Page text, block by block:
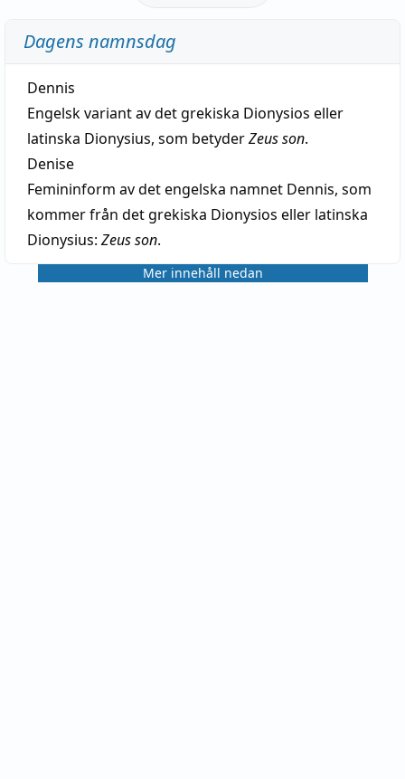
Dagens namnsdag
Dennis
Engelsk variant av det grekiska Dionysios eller
latinska Dionysius, som betyderZeus son.
Denise
Femininform av det engelska namnet Dennis, som
kommer från det grekiska Dionysios eller latinska
Dionysius: Zeus son.
Mer innehåll nedan